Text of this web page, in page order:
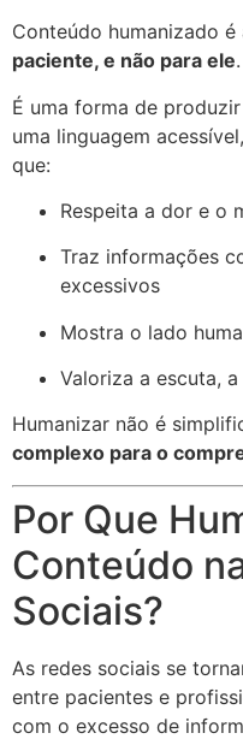
Conteúdo humanizado é
paciente, e não para ele.
É uma forma de
uma linguagem
que:
Respeita a dor e o
Traz informações
excessivos
Mostra o lado
Valoriza a escuta,
Humanizar não é
complexo para o
Por Que
Conteúdo
Sociais?
As redes sociais se
entre pacientes e
com o excesso de